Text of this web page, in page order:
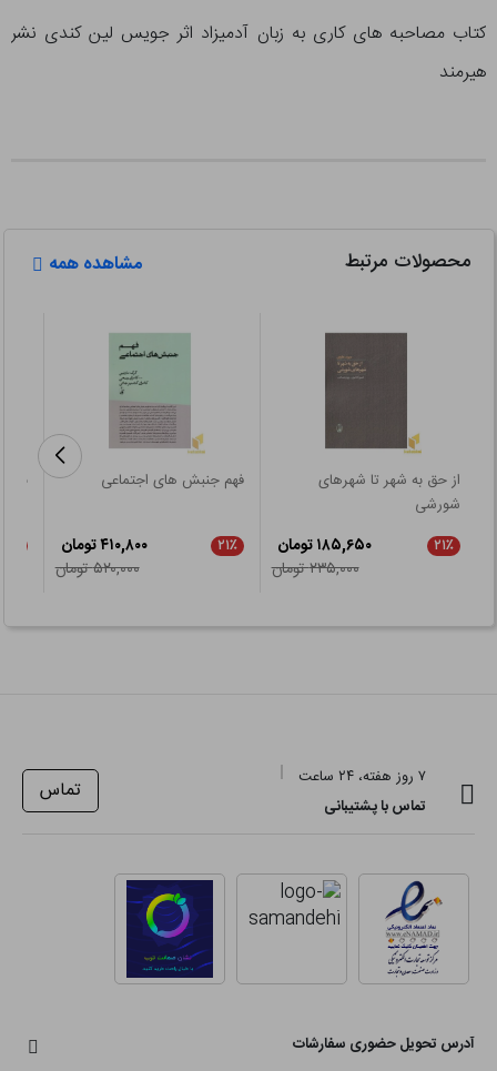
کتاب مصاحبه های کاری به زبان آدمیزاد اثر جویس لین کندی نشر
هیرمند
محصولات مرتبط مشاهده همه
از حق به شهر تا شهرهای
شورشی
۲۱٪
۱۸۵,۶۵۰ تومان
۲۳۵,۰۰۰ تومان
فهم جنبش های اجتماعی
۲۱٪
۴۱۰,۸۰۰ تومان
۵۲۰,۰۰۰ تومان
۷ روز هفته، ۲۴ ساعت
تماس با پشتیبانی
تماس
آدرس تحویل حضوری سفارشات